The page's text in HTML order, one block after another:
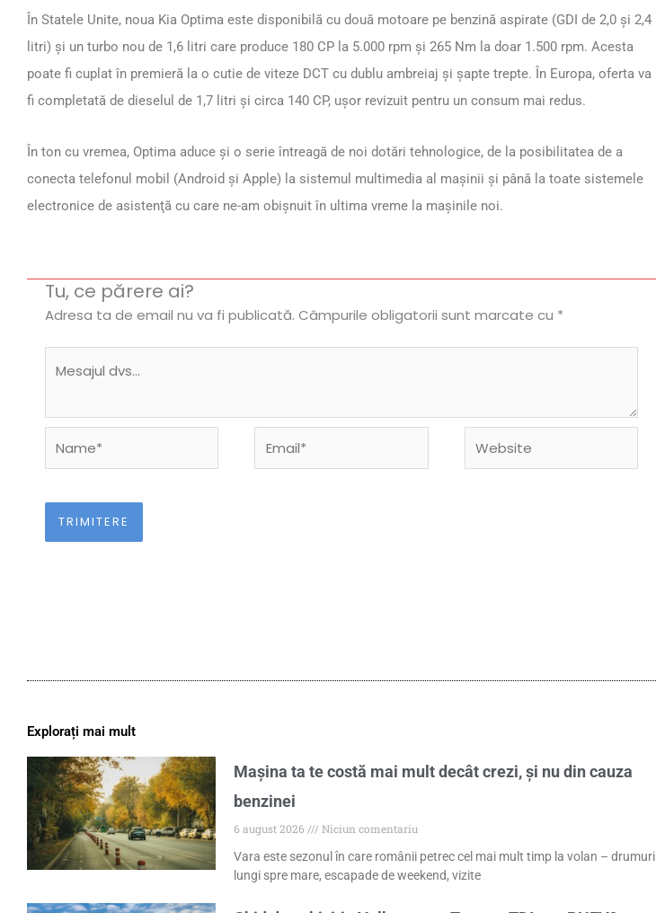
În Statele Unite, noua Kia Optima este disponibilă cu două motoare pe benzină aspirate (GDI de 2,0 şi 2,4
litri) şi un turbo nou de 1,6 litri care produce 180 CP la 5.000 rpm şi 265 Nm la doar 1.500 rpm. Acesta
poate fi cuplat în premieră la o cutie de viteze DCT cu dublu ambreiaj şi şapte trepte. În Europa, oferta va
fi completată de dieselul de 1,7 litri şi circa 140 CP, uşor revizuit pentru un consum mai redus.
În ton cu vremea, Optima aduce şi o serie întreagă de noi dotări tehnologice, de la posibilitatea de a
conecta telefonul mobil (Android şi Apple) la sistemul multimedia al maşinii şi până la toate sistemele
electronice de asistenţă cu care ne-am obişnuit în ultima vreme la maşinile noi.
Tu, ce părere ai?
Adresa ta de email nu va fi publicată. Câmpurile obligatorii sunt marcate cu *
Explorați mai mult
Mașina ta te costă mai mult decât crezi, și nu din cauza
benzinei
6 august 2026
Niciun comentariu
Vara este sezonul în care românii petrec cel mai mult timp la volan – drumuri
lungi spre mare, escapade de weekend, vizite